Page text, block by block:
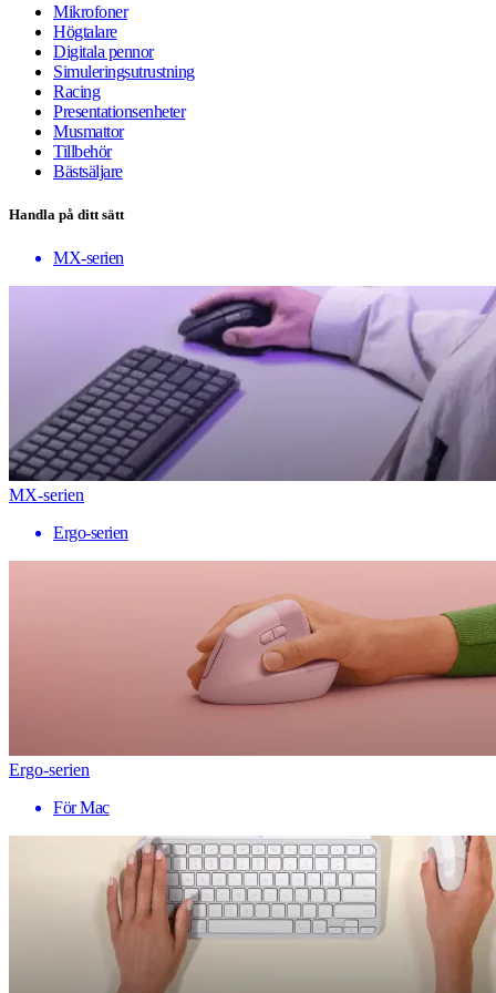
Mikrofoner
Högtalare
Digitala pennor
Simuleringsutrustning
Racing
Presentationsenheter
Musmattor
Tillbehör
Bästsäljare
Handla på ditt sätt
MX-serien
MX-serien
Ergo-serien
Ergo-serien
För Mac